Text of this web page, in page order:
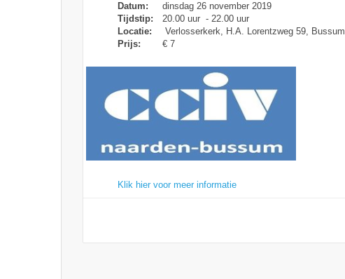
Datum:
dinsdag 26 november 2019
Tijdstip:
20.00 uur - 22.00 uur
Locatie:
Verlosserkerk, H.A. Lorentzweg 59, Bussum
Prijs:
€ 7
Klik hier voor meer informatie